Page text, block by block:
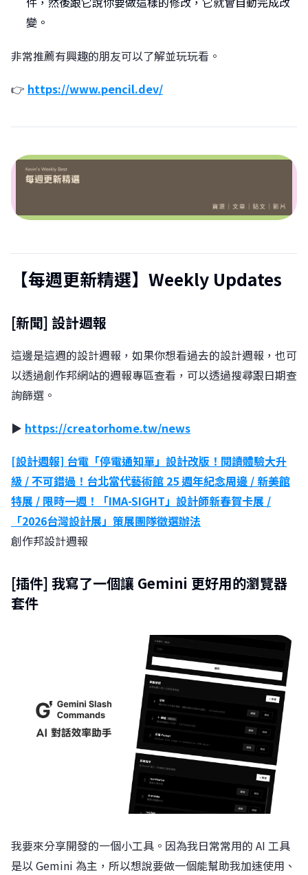
變。
非常推薦有興趣的朋友可以了解並玩玩看。
👉 https://www.pencil.dev/
【每週更新精選】Weekly Updates
[新聞] 設計週報
這邊是這週的設計週報，如果你想看過去的設計週報，也可
以透過創作邦網站的週報專區查看，可以透過搜尋跟日期查
詢篩選。
▶︎ https://creatorhome.tw/news
[設計週報] 台電「停電通知單」設計改版！閱讀體驗大升
級 / 不可錯過！台北當代藝術館 25 週年紀念周邊 / 新美館
特展 / 限時一週！「IMA-SIGHT」設計師新春賀卡展 /
「2026台灣設計展」策展團隊徵選辦法
創作邦設計週報
[插件] 我寫了一個讓 Gemini 更好用的瀏覽器
套件
我要來分享開發的一個小工具。因為我日常常用的 AI 工具
是以 Gemini 為主，所以想說要做一個能幫助我加速使用、